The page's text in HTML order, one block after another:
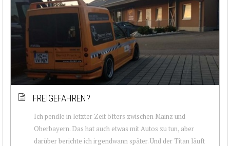
FREIGEFAHREN?
Ich pendle in letzter Zeit öfters zwischen Mainz und
Oberbayern. Das hat auch etwas mit Autos zu tun, aber
darüber berichte ich irgendwann später. Und der Titan läuft